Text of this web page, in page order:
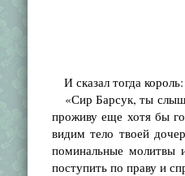
И сказал тогда король:
«Сир Барсук, ты
проживу еще хотя бы
видим тело твоей
поминальные молитвы
поступить по праву и